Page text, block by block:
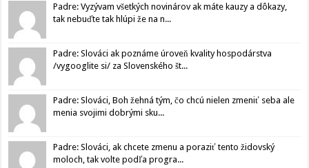
Padre: Vyzývam všetkých novinárov ak máte kauzy a dôkazy,
tak nebuďte tak hlúpi že na n...
Padre: Slováci ak poznáme úroveň kvality hospodárstva
/vygooglite si/ za Slovenského št...
Padre: Slováci, Boh žehná tým, čo chcú nielen zmeniť seba ale
menia svojimi dobrými sku...
Padre: Slováci, ak chcete zmenu a poraziť tento židovský
moloch, tak volte podľa progra...